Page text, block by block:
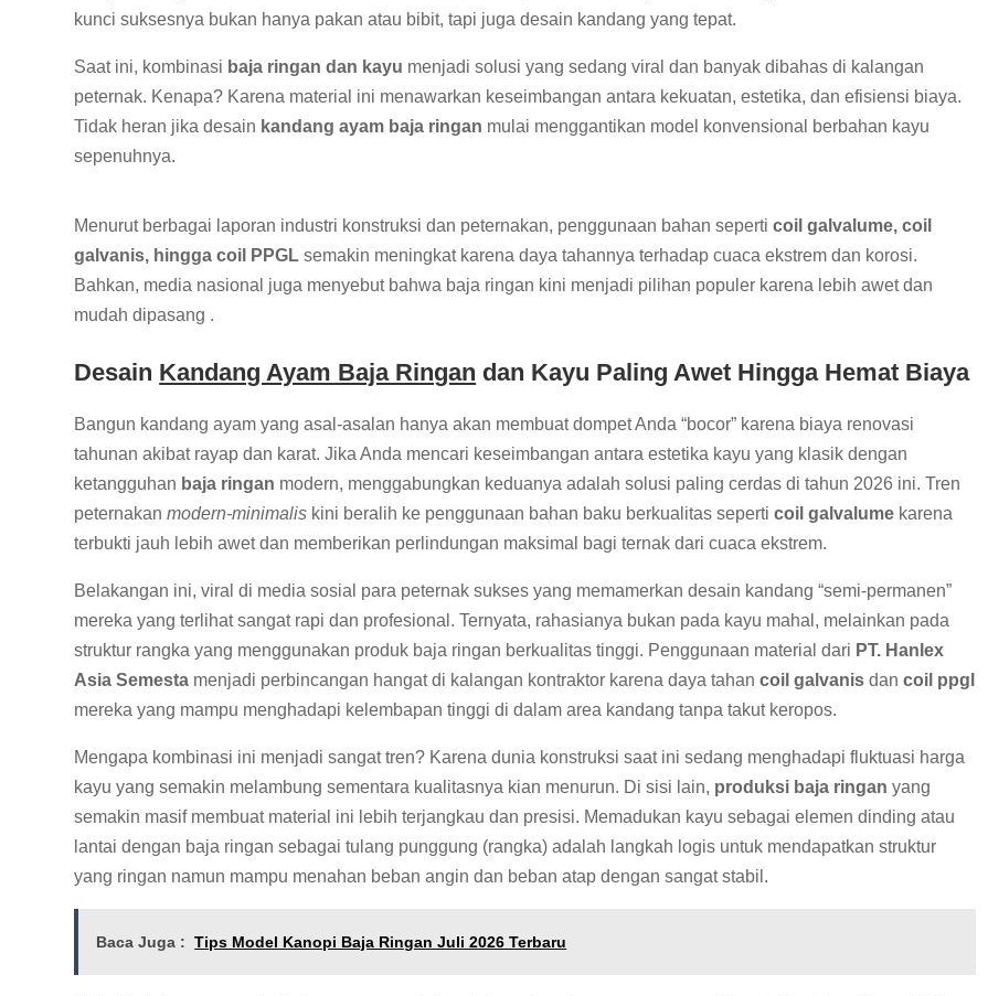
kunci suksesnya bukan hanya pakan atau bibit, tapi juga desain kandang yang tepat.
Saat ini, kombinasi baja ringan dan kayu menjadi solusi yang sedang viral dan banyak dibahas di kalangan
peternak. Kenapa? Karena material ini menawarkan keseimbangan antara kekuatan, estetika, dan efisiensi biaya.
Tidak heran jika desain kandang ayam baja ringan mulai menggantikan model konvensional berbahan kayu
sepenuhnya.
Menurut berbagai laporan industri konstruksi dan peternakan, penggunaan bahan seperticoil galvalume, coil
galvanis, hingga coil PPGL semakin meningkat karena daya tahannya terhadap cuaca ekstrem dan korosi.
Bahkan, media nasional juga menyebut bahwa baja ringan kini menjadi pilihan populer karena lebih awet dan
mudah dipasang .
Desain Kandang Ayam Baja Ringan dan Kayu Paling Awet Hingga Hemat Biaya
Bangun kandang ayam yang asal-asalan hanya akan membuat dompet Anda “bocor” karena biaya renovasi
tahunan akibat rayap dan karat. Jika Anda mencari keseimbangan antara estetika kayu yang klasik dengan
ketangguhan baja ringan modern, menggabungkan keduanya adalah solusi paling cerdas di tahun 2026 ini. Tren
peternakanmodern-minimalis kini beralih ke penggunaan bahan baku berkualitas seperticoil galvalume karena
terbukti jauh lebih awet dan memberikan perlindungan maksimal bagi ternak dari cuaca ekstrem.
Belakangan ini, viral di media sosial para peternak sukses yang memamerkan desain kandang “semi-permanen”
mereka yang terlihat sangat rapi dan profesional. Ternyata, rahasianya bukan pada kayu mahal, melainkan pada
struktur rangka yang menggunakan produk baja ringan berkualitas tinggi. Penggunaan material dari PT. Hanlex
Asia Semesta menjadi perbincangan hangat di kalangan kontraktor karena daya tahancoil galvanis dancoil ppgl
mereka yang mampu menghadapi kelembapan tinggi di dalam area kandang tanpa takut keropos.
Mengapa kombinasi ini menjadi sangat tren? Karena dunia konstruksi saat ini sedang menghadapi fluktuasi harga
kayu yang semakin melambung sementara kualitasnya kian menurun. Di sisi lain, produksi baja ringan yang
semakin masif membuat material ini lebih terjangkau dan presisi. Memadukan kayu sebagai elemen dinding atau
lantai dengan baja ringan sebagai tulang punggung (rangka) adalah langkah logis untuk mendapatkan struktur
yang ringan namun mampu menahan beban angin dan beban atap dengan sangat stabil.
Baca Juga : Tips Model Kanopi Baja Ringan Juli 2026 Terbaru